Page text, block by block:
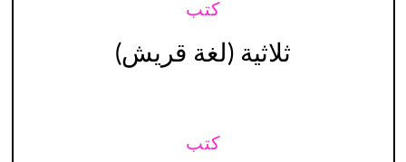
كتب
ثلاثية (لغة قريش)
كتب